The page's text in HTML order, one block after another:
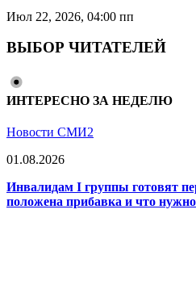
Июл 22, 2026, 04:00 пп
ВЫБОР ЧИТАТЕЛЕЙ
ИНТЕРЕСНО ЗА НЕДЕЛЮ
Новости СМИ2
01.08.2026
Инвалидам I группы готовят
положена прибавка и что